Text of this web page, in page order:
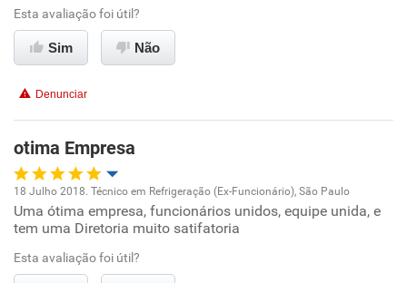
Ambiente de trabalho
Benefícios
Recomenda esta empresa
Recomenda a diretoria
Esta avaliação foi útil?
Sim Não
Denunciar
otima Empresa
Oportunidade de promoção
Ambiente de trabalho
18 Julho 2018. Técnico em Refrigeração (Ex-Funcionário), São Paulo
Uma ótima empresa, funcionários unidos, equipe unida, e
tem uma Diretoria muito satifatoria
Esta avaliação foi útil?